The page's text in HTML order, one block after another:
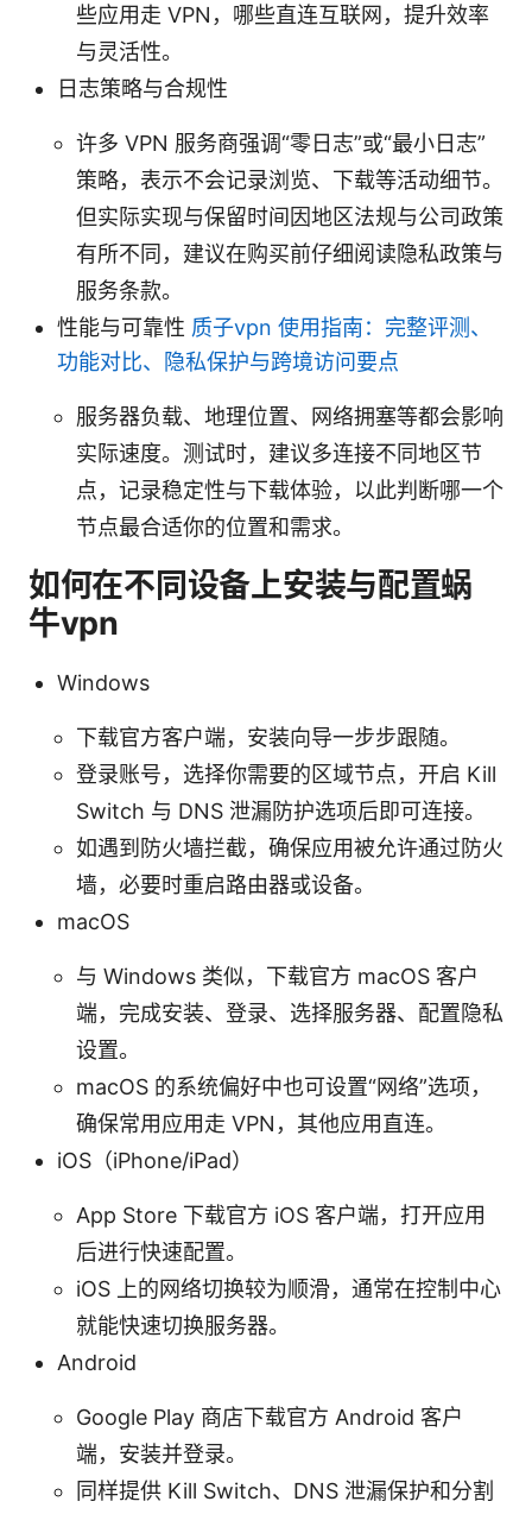
些应用走 VPN，哪些直连互联网，提升效率
与灵活性。
日志策略与合规性
许多 VPN 服务商强调“零日志”或“最小日志”
策略，表示不会记录浏览、下载等活动细节。
但实际实现与保留时间因地区法规与公司政策
有所不同，建议在购买前仔细阅读隐私政策与
服务条款。
性能与可靠性 质子vpn 使用指南：完整评测、
功能对比、隐私保护与跨境访问要点
服务器负载、地理位置、网络拥塞等都会影响
实际速度。测试时，建议多连接不同地区节
点，记录稳定性与下载体验，以此判断哪一个
节点最合适你的位置和需求。
如何在不同设备上安装与配置蜗
牛vpn
Windows
下载官方客户端，安装向导一步步跟随。
登录账号，选择你需要的区域节点，开启 Kill
Switch 与 DNS 泄漏防护选项后即可连接。
如遇到防火墙拦截，确保应用被允许通过防火
墙，必要时重启路由器或设备。
macOS
与 Windows 类似，下载官方 macOS 客户
端，完成安装、登录、选择服务器、配置隐私
设置。
macOS 的系统偏好中也可设置“网络”选项，
确保常用应用走 VPN，其他应用直连。
iOS（iPhone/iPad）
App Store 下载官方 iOS 客户端，打开应用
后进行快速配置。
iOS 上的网络切换较为顺滑，通常在控制中心
就能快速切换服务器。
Android
Google Play 商店下载官方 Android 客户
端，安装并登录。
同样提供 Kill Switch、DNS 泄漏保护和分割